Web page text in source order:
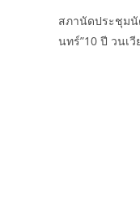
สภานัดประชุมนั
นทร์”10 ปี วนเ